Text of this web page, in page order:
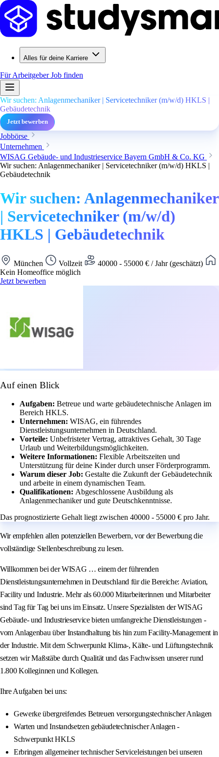
Alles für deine Karriere
Für ArbeitgeberJob finden
Wir suchen: Anlagenmechaniker | Servicetechniker (m/w/d) HKLS |
Gebäudetechnik
Jetzt bewerben
Jobbörse
Unternehmen
WISAG Gebäude- und Industrieservice Bayern GmbH & Co. KG
Wir suchen: Anlagenmechaniker | Servicetechniker (m/w/d) HKLS |
Gebäudetechnik
Wir suchen: Anlagenmechaniker
| Servicetechniker (m/w/d)
HKLS | Gebäudetechnik
München Vollzeit
40000 - 55000 € / Jahr (geschätzt)
Kein Homeoffice möglich
Jetzt bewerben
Auf einen Blick
Aufgaben: Betreue und warte gebäudetechnische Anlagen im
Bereich HKLS.
Unternehmen: WISAG, ein führendes
Dienstleistungsunternehmen in Deutschland.
Vorteile: Unbefristeter Vertrag, attraktives Gehalt, 30 Tage
Urlaub und Weiterbildungsmöglichkeiten.
Weitere Informationen: Flexible Arbeitszeiten und
Unterstützung für deine Kinder durch unser Förderprogramm.
Warum dieser Job: Gestalte die Zukunft der Gebäudetechnik
und arbeite in einem dynamischen Team.
Qualifikationen: Abgeschlossene Ausbildung als
Anlagenmechaniker und gute Deutschkenntnisse.
Das prognostizierte Gehalt liegt zwischen 40000 - 55000 € pro Jahr.
Wir empfehlen allen potenziellen Bewerbern, vor der Bewerbung die
vollständige Stellenbeschreibung zu lesen.
Willkommen bei der WISAG … einem der führenden
Dienstleistungsunternehmen in Deutschland für die Bereiche: Aviation,
Facility und Industrie. Mehr als 60.000 Mitarbeiterinnen und Mitarbeiter
sind Tag für Tag bei uns im Einsatz. Unsere Spezialisten der WISAG
Gebäude- und Industrieservice bieten umfangreiche Dienstleistungen -
vom Anlagenbau über Instandhaltung bis hin zum Facility-Management in
der Industrie. Mit dem Schwerpunkt Klima-, Kälte- und Lüftungstechnik
setzen wir Maßstäbe durch Qualität und das Fachwissen unserer rund
1.800 Kolleginnen und Kollegen.
Ihre Aufgaben bei uns:
Gewerke übergreifendes Betreuen versorgungstechnischer Anlagen
Warten und Instandsetzen gebäudetechnischer Anlagen -
Schwerpunkt HKLS
Erbringen allgemeiner technischer Serviceleistungen bei unseren